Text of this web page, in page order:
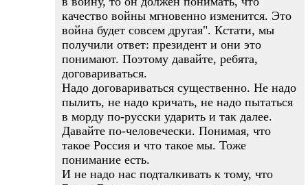
качество войны мгновенно изменится. Это
война будет совсем другая". Кстати, мы
получили ответ: президент и они это
понимают. Поэтому давайте, ребята,
договариваться.
Надо договариваться существенно. Не надо
пылить, не надо кричать, не надо пытаться
в морду по-русски ударить и так далее.
Давайте по-человечески. Понимая, что
такое Россия и что такое мы. Тоже
понимание есть.
И не надо нас подталкивать к тому, что